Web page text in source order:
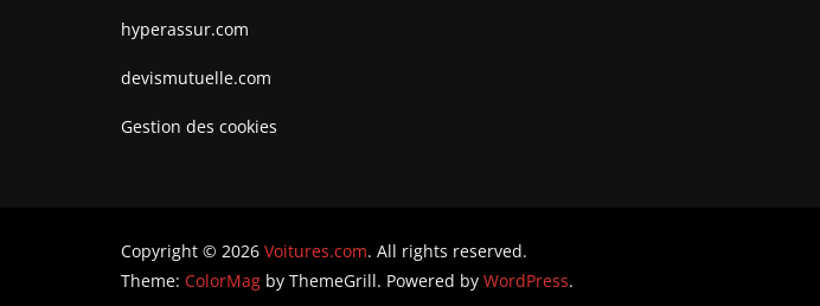
hyperassur.com
devismutuelle.com
Gestion des cookies
Copyright © 2026 Voitures.com. All rights reserved.
Theme: ColorMag by ThemeGrill. Powered by WordPress.